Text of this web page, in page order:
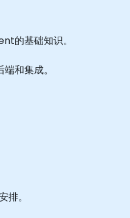
的基础知识。
和集成。
。